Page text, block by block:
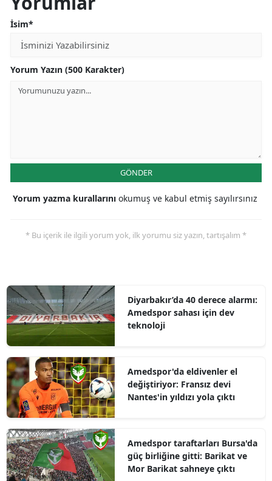
İsim*
Yorum Yazın (500 Karakter)
GÖNDER
Yorum yazma kurallarını okumuş ve kabul etmiş sayılırsınız
* Bu içerik ile ilgili yorum yok, ilk yorumu siz yazın, tartışalım *
Diyarbakır’da 40 derece alarmı:
Amedspor sahası için dev
teknoloji
Amedspor'da eldivenler el
değiştiriyor: Fransız devi
Nantes'in yıldızı yola çıktı
Amedspor taraftarları Bursa'da
güç birliğine gitti: Barikat ve
Mor Barikat sahneye çıktı